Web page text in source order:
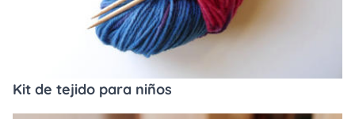
Kit de tejido para niños